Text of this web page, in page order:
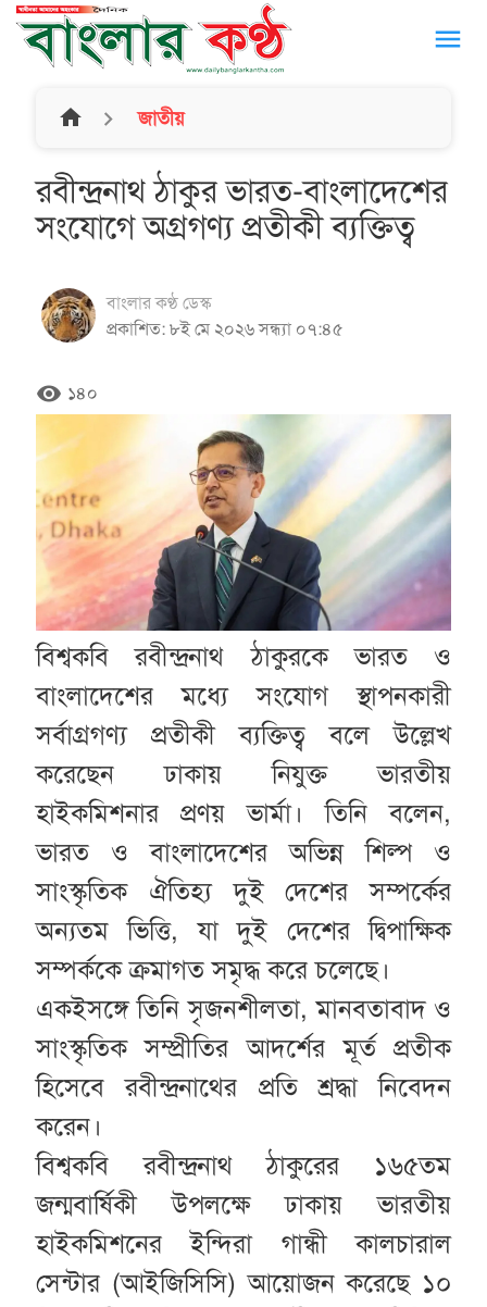
menu
home জাতীয়
রবীন্দ্রনাথ ঠাকুর ভারত-বাংলাদেশের
সংযোগে অগ্রগণ্য প্রতীকী ব্যক্তিত্ব
বাংলার কণ্ঠ ডেস্ক
প্রকাশিত: ৮ই মে ২০২৬ সন্ধ্যা ০৭:৪৫
remove_red_eye ১৪০
বিশ্বকবি রবীন্দ্রনাথ ঠাকুরকে ভারত ও
বাংলাদেশের মধ্যে সংযোগ স্থাপনকারী
সর্বাগ্রগণ্য প্রতীকী ব্যক্তিত্ব বলে উল্লেখ
করেছেন ঢাকায় নিযুক্ত ভারতীয়
হাইকমিশনার প্রণয় ভার্মা। তিনি বলেন,
ভারত ও বাংলাদেশের অভিন্ন শিল্প ও
সাংস্কৃতিক ঐতিহ্য দুই দেশের সম্পর্কের
অন্যতম ভিত্তি, যা দুই দেশের দ্বিপাক্ষিক
সম্পর্ককে ক্রমাগত সমৃদ্ধ করে চলেছে।
একইসঙ্গে তিনি সৃজনশীলতা, মানবতাবাদ ও
সাংস্কৃতিক সম্প্রীতির আদর্শের মূর্ত প্রতীক
হিসেবে রবীন্দ্রনাথের প্রতি শ্রদ্ধা নিবেদন
করেন।
বিশ্বকবি রবীন্দ্রনাথ ঠাকুরের ১৬৫তম
জন্মবার্ষিকী উপলক্ষে ঢাকায় ভারতীয়
হাইকমিশনের ইন্দিরা গান্ধী কালচারাল
সেন্টার (আইজিসিসি) আয়োজন করেছে ১০